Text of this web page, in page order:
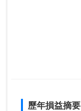
歷年損益摘要